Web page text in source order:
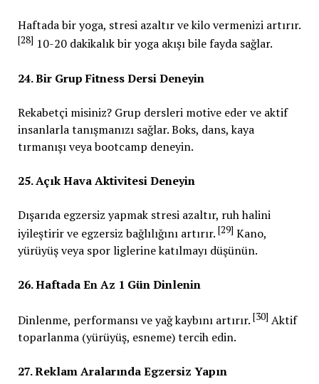
Haftada bir yoga, stresi azaltır ve kilo vermenizi artırır.
[28] 10-20 dakikalık bir yoga akışı bile fayda sağlar.
24. Bir Grup Fitness Dersi Deneyin
Rekabetçi misiniz? Grup dersleri motive eder ve aktif
insanlarla tanışmanızı sağlar. Boks, dans, kaya
tırmanışı veya bootcamp deneyin.
25. Açık Hava Aktivitesi Deneyin
Dışarıda egzersiz yapmak stresi azaltır, ruh halini
iyileştirir ve egzersiz bağlılığını artırır. [29] Kano,
yürüyüş veya spor liglerine katılmayı düşünün.
26. Haftada En Az 1 Gün Dinlenin
Dinlenme, performansı ve yağ kaybını artırır. [30] Aktif
toparlanma (yürüyüş, esneme) tercih edin.
27. Reklam Aralarında Egzersiz Yapın